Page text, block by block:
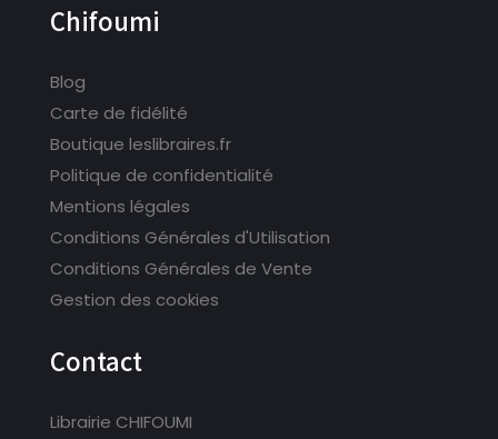
Chifoumi
Blog
Carte de fidélité
Boutique leslibraires.fr
Politique de confidentialité
Mentions légales
Conditions Générales d'Utilisation
Conditions Générales de Vente
Gestion des cookies
Contact
Librairie CHIFOUMI